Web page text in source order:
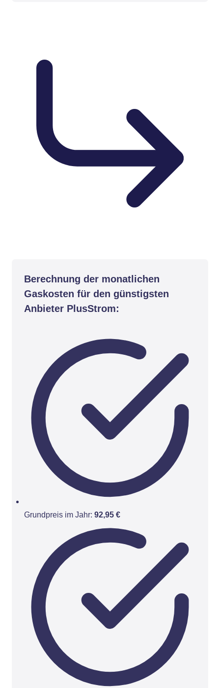
Berechnung der monatlichen
Gaskosten für den günstigsten
Anbieter PlusStrom:
Grundpreis im Jahr: 92,95 €